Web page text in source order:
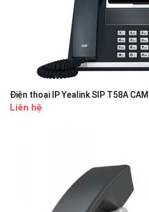
Điện thoại IP Yealink SIP T58A CAM
Liên hệ